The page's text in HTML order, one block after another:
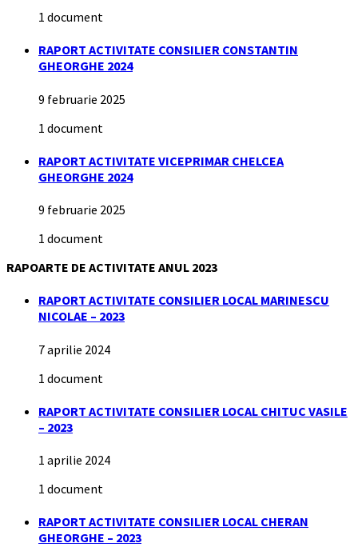
1 document
RAPORT ACTIVITATE CONSILIER CONSTANTIN
GHEORGHE 2024
9 februarie 2025
1 document
RAPORT ACTIVITATE VICEPRIMAR CHELCEA
GHEORGHE 2024
9 februarie 2025
1 document
RAPOARTE DE ACTIVITATE ANUL 2023
RAPORT ACTIVITATE CONSILIER LOCAL MARINESCU
NICOLAE – 2023
7 aprilie 2024
1 document
RAPORT ACTIVITATE CONSILIER LOCAL CHITUC VASILE
– 2023
1 aprilie 2024
1 document
RAPORT ACTIVITATE CONSILIER LOCAL CHERAN
GHEORGHE – 2023